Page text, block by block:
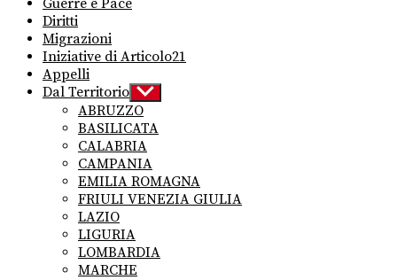
Diritti
Migrazioni
Iniziative di Articolo21
Appelli
Dal Territorio Show
sub
menu
ABRUZZO
BASILICATA
CALABRIA
CAMPANIA
EMILIA ROMAGNA
FRIULI VENEZIA GIULIA
LAZIO
LIGURIA
LOMBARDIA
MARCHE